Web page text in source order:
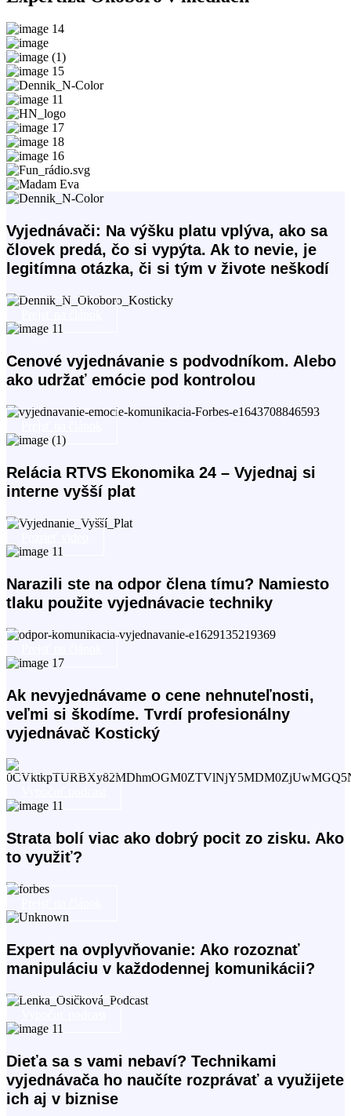
Vyjednávači: Na výšku platu vplýva, ako sa
človek predá, čo si vypýta. Ak to nevie, je
legitímna otázka, či si tým v živote neškodí
Cenové vyjednávanie s podvodníkom. Alebo
ako udržať emócie pod kontrolou
Relácia RTVS Ekonomika 24 – Vyjednaj si
interne vyšší plat
Narazili ste na odpor člena tímu? Namiesto
tlaku použite vyjednávacie techniky
Ak nevyjednávame o cene nehnuteľnosti,
veľmi si škodíme. Tvrdí profesionálny
vyjednávač Kostický
Strata bolí viac ako dobrý pocit zo zisku. Ako
to využiť?
Expert na ovplyvňovanie: Ako rozoznať
manipuláciu v každodennej komunikácii?
Dieťa sa s vami nebaví? Technikami
vyjednávača ho naučíte rozprávať a využijete
ich aj v biznise